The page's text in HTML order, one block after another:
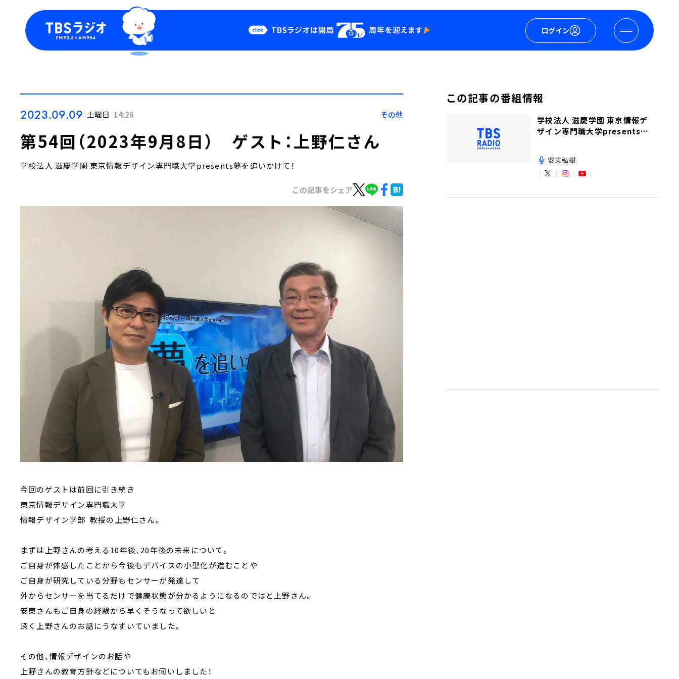
ログイン
Podcast
YouTube
2023.09.09 土曜日 14:26 その他
第54回（2023年9月8日） ゲスト：上野仁さん
学校法人 滋慶学園 東京情報デザイン専門職大学presents夢を追いかけて！
この記事をシェア
今回のゲストは前回に引き続き
東京情報デザイン専門職大学
情報デザイン学部 教授の上野仁さん。
まずは上野さんの考える10年後、20年後の未来について。
ご自身が体感したことから今後もデバイスの小型化が進むことや
ご自身が研究している分野もセンサーが発達して
外からセンサーを当てるだけで健康状態が分かるようになるのではと上野さん。
安東さんもご自身の経験から早くそうなって欲しいと
深く上野さんのお話にうなずいていました。
その他、情報デザインのお話や
上野さんの教育方針などについてもお伺いしました！
この記事の番組情報
学校法人 滋慶学園 東京情報デ
ザイン専門職大学presents夢
安東弘樹